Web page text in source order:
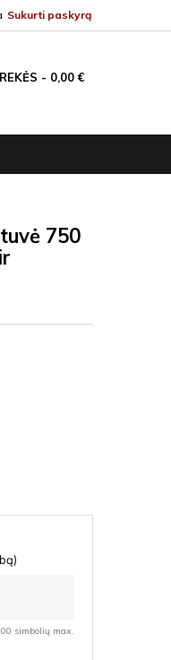
Sukurti paskyrą
- 0,00 €
750
simbolių max.